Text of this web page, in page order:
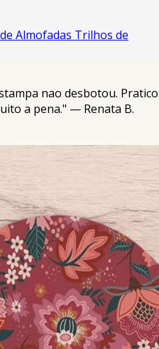
Almofadas Trilhos de
nao desbotou. Pratico
a pena." — Renata B.